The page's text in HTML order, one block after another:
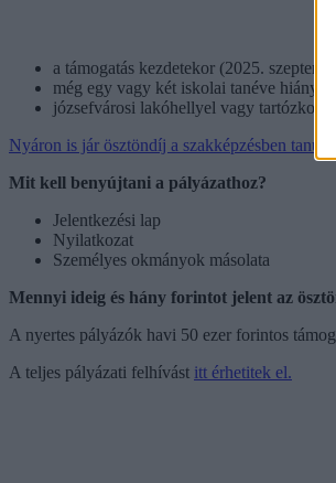
a támogatás kezdetekor (2025.
még egy vagy két iskolai tanéve hiányzik
józsefvárosi lakóhellyel vagy
Nyáron is jár ösztöndíj a szakképzésben tanuló
Mit kell benyújtani a pályázathoz?
Jelentkezési lap
Nyilatkozat
Személyes okmányok másolata
Mennyi ideig és hány forintot jelent az
A nyertes pályázók havi 50 ezer forintos
A teljes pályázati felhívást itt érhetitek el.